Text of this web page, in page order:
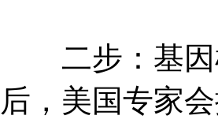
二步：基因
后，美国专家